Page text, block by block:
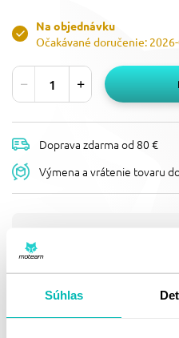
Súhlas
Na objednávku
Očakávané doručenie:
Doprava zdarma od 80 €
Výmena a vrátenie tovaru
BRZDOVÝ
Pevný, D190, d58,2 t4,0, vlnitý